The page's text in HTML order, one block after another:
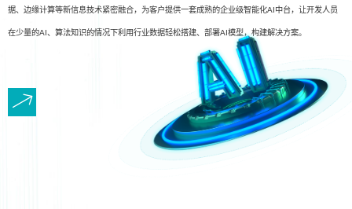
据、边缘计算等新信息技术紧密融合，为客户提供一套成熟的企业级智能化AI中台，让开发人员
在少量的AI、算法知识的情况下利用行业数据轻松搭建、部署AI模型，构建解决方案。